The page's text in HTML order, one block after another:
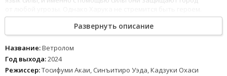
Он хочет стать непобедимым.
Развернуть описание
Название:Ветролом
Год выхода:2024
Режиссер:Тосифуми Акаи, Синъитиро Уэда, Кадзуки Охаси